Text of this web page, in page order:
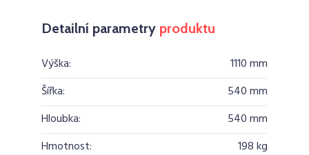
Detailní parametry produktu
Výška:
1110 mm
Šířka:
540 mm
Hloubka:
540 mm
Hmotnost:
198 kg